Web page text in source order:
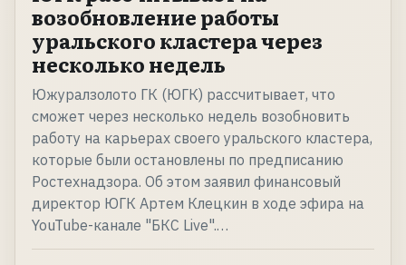
возобновление работы
уральского кластера через
несколько недель
Южуралзолото ГК (ЮГК) рассчитывает, что
сможет через несколько недель возобновить
работу на карьерах своего уральского кластера,
которые были остановлены по предписанию
Ростехнадзора. Об этом заявил финансовый
директор ЮГК Артем Клецкин в ходе эфира на
YouTube-канале "БКС Live".…